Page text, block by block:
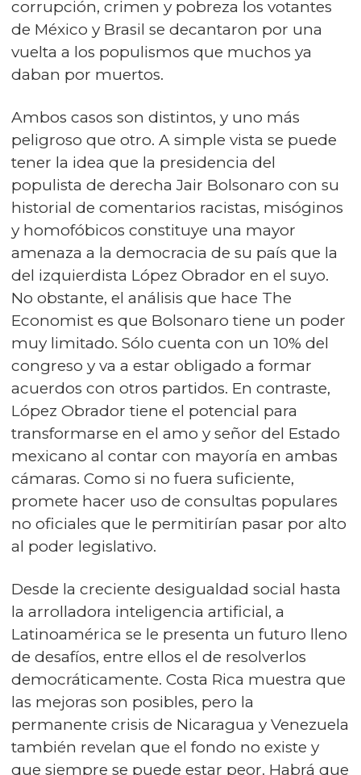
corrupción, crimen y pobreza los votantes
de México y Brasil se decantaron por una
vuelta a los populismos que muchos ya
daban por muertos.
Ambos casos son distintos, y uno más
peligroso que otro. A simple vista se puede
tener la idea que la presidencia del
populista de derecha Jair Bolsonaro con su
historial de comentarios racistas, misóginos
y homofóbicos constituye una mayor
amenaza a la democracia de su país que la
del izquierdista López Obrador en el suyo.
No obstante, el análisis que hace The
Economist es que Bolsonaro tiene un poder
muy limitado. Sólo cuenta con un 10% del
congreso y va a estar obligado a formar
acuerdos con otros partidos. En contraste,
López Obrador tiene el potencial para
transformarse en el amo y señor del Estado
mexicano al contar con mayoría en ambas
cámaras. Como si no fuera suficiente,
promete hacer uso de consultas populares
no oficiales que le permitirían pasar por alto
al poder legislativo.
Desde la creciente desigualdad social hasta
la arrolladora inteligencia artificial, a
Latinoamérica se le presenta un futuro lleno
de desafíos, entre ellos el de resolverlos
democráticamente. Costa Rica muestra que
las mejoras son posibles, pero la
permanente crisis de Nicaragua y Venezuela
también revelan que el fondo no existe y
que siempre se puede estar peor. Habrá que